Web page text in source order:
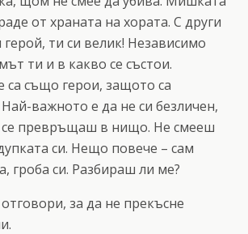
от храната на хората. С други
герой, ти си велик! Независимо
ти и в какво се състои.
са също герои, защото са
важното е да не си безличен,
се превръщаш в нищо. Не смееш
си. Нещо повече – сам
гроба си. Разбираш ли ме?
за да не прекъсне